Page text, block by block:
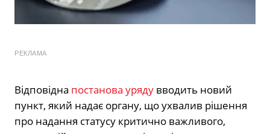
РЕКЛАМА
Відповідна постанова уряду вводить новий
пункт, який надає органу, що ухвалив рішення
про надання статусу критично важливого,